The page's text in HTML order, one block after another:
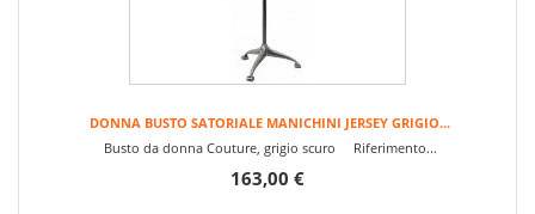
DONNA BUSTO SATORIALE MANICHINI JERSEY GRIGIO...
Busto da donna Couture, grigio scuro Riferimento...
163,00 €